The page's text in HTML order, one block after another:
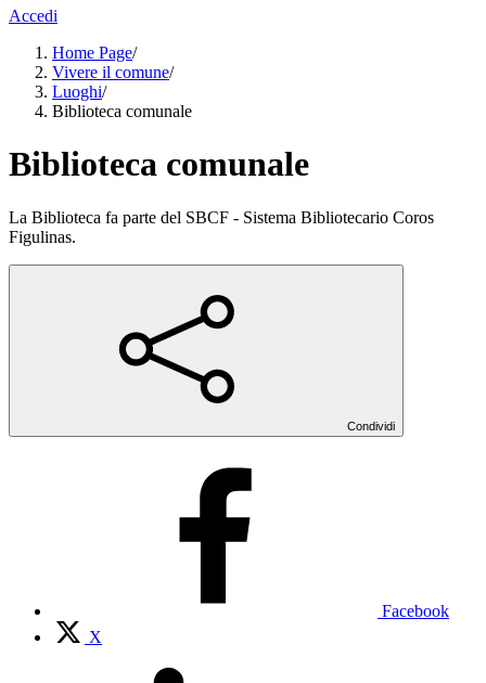
Accedi
Home Page/
Vivere il comune/
Luoghi/
Biblioteca comunale
Biblioteca comunale
La Biblioteca fa parte del SBCF - Sistema Bibliotecario Coros
Figulinas.
Condividi
Facebook
X